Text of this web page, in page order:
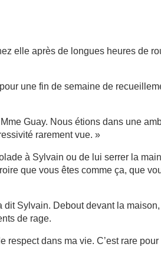
elle après de longues heures de
une fin de semaine de
Guay. Nous étions dans une
rarement vue. »
à Sylvain ou de lui serrer la
que vous êtes comme ça, que
Sylvain. Debout devant la maison,
de rage.
respect dans ma vie. C’est rare